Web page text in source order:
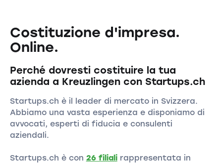
Costituzione d'impresa.
Online.
Perché dovresti costituire la tua
azienda a Kreuzlingen con Startups.ch
Startups.ch è il leader di mercato in Svizzera.
Abbiamo una vasta esperienza e disponiamo di
avvocati, esperti di fiducia e consulenti
aziendali.
Startups.ch è con 26 filialirappresentata in